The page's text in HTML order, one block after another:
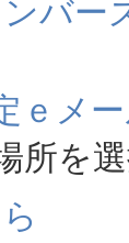
バー
ｅメ
所を